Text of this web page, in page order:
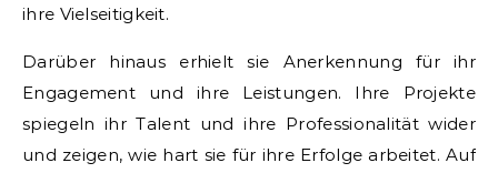
ihre Vielseitigkeit.
Darüber hinaus erhielt sie Anerkennung für ihr
Engagement und ihre Leistungen. Ihre Projekte
spiegeln ihr Talent und ihre Professionalität wider
und zeigen, wie hart sie für ihre Erfolge arbeitet. Auf